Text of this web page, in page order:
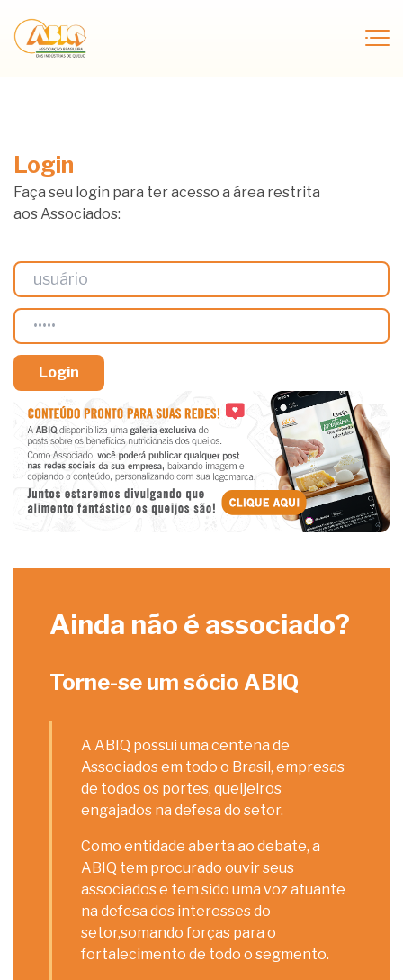
Login
Faça seu login para ter acesso a área restrita
aos Associados:
Ainda não é associado?
Torne-se um sócio ABIQ
A ABIQ possui uma centena de
Associados em todo o Brasil, empresas
de todos os portes, queijeiros
engajados na defesa do setor.
Como entidade aberta ao debate, a
ABIQ tem procurado ouvir seus
associados e tem sido uma voz atuante
na defesa dos interesses do
setor,somando forças para o
fortalecimento de todo o segmento.